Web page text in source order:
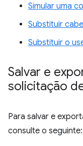
Simular uma
Substituir
Substituir o
Salvar e
solicitação
Para salvar e
consulte o seguinte: